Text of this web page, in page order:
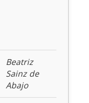
Beatriz
Sainz de
Abajo